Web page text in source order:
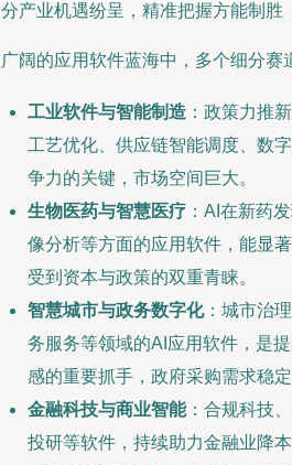
产业机遇纷呈，精准把握方能制胜
阔的应用软件蓝海中，多个细分赛
工业软件与智能制造 ：政策力推
工艺优化、供应链智能调度、数
争力的关键，市场空间巨大。
生物医药与智慧医疗 ：AI在新药
像分析等方面的应用软件，能显
受到资本与政策的双重青睐。
智慧城市与政务数字化：城市治
务服务等领域的AI应用软件，是
感的重要抓手，政府采购需求稳定
金融科技与商业智能：合规科技
投研等软件，持续助力金融业降本